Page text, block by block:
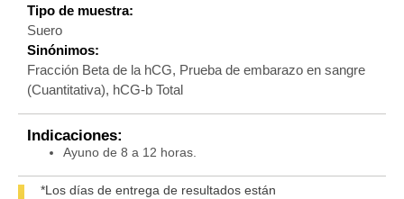
Tipo de muestra:
Suero
Sinónimos:
Fracción Beta de la hCG, Prueba de embarazo en sangre
(Cuantitativa), hCG-b Total
Indicaciones:
Ayuno de 8 a 12 horas.
*Los días de entrega de resultados están